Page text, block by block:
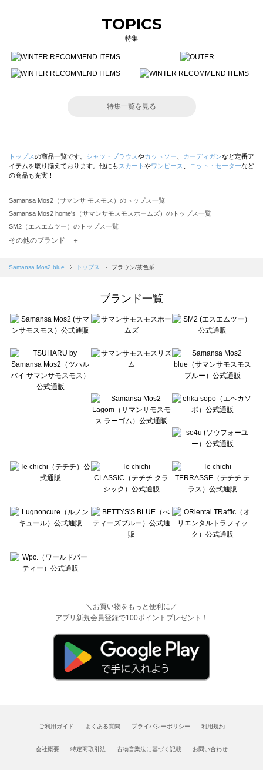
TOPICS
特集
特集一覧を見る
トップスの商品一覧です。 シャツ・ブラウスやカットソー カーディガンなど定番ア
イテムを取り揃えております。他にも スカート やワンピース ニット・セーターなど
の商品も充実！
Samansa Mos2（サマンサ モスモス）のトップス一覧
Samansa Mos2 home's（サマンサモスモスホームズ）のトップス一覧
SM2（エスエムツー）のトップス一覧
TSUHARU by Samansa Mos2（ツハルバイサマンサモスモス）のトップス一覧
Samansa Mos2 blue（サマンサモスモス ブルー）のトップス一覧
sō4ū（ソウフォーユー）のトップス一覧
Te chichi（テチチ）のトップス一覧
Te chichi CLASSIC（テチチ クラシック）のトップス一覧
Lugnoncure（ルノンキュール）のトップス一覧
BETTY'S BLUE（べティーズブルー）のトップス一覧
Wpc.（ワールドパーティー）のトップス一覧
その他のブランド ＋
Samansa Mos2 blue トップス ブラウン/茶色系
ブランド一覧
＼お買い物をもっと便利に／
アプリ新規会員登録で100ポイントプレゼント！
ご利用ガイド よくある質問 プライバシーポリシー 利用規約
会社概要 特定商取引法 古物営業法に基づく記載 お問い合わせ